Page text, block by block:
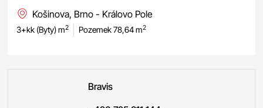
Košinova, Brno - Královo Pole
3+kk (Byty) m2 Pozemek 78,64 m2
Bravis